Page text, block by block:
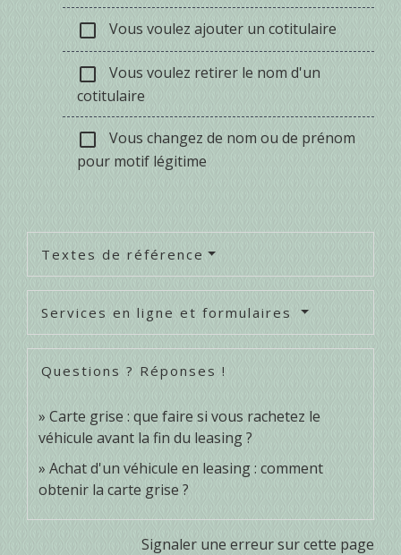
check_box_outline_blank Vous voulez ajouter un cotitulaire
check_box_outline_blank
Vous voulez retirer le nom d'un
cotitulaire
check_box_outline_blank
Vous changez de nom ou de prénom
pour motif légitime
Textes de référence
Services en ligne et formulaires
Questions ? Réponses !
Carte grise : que faire si vous rachetez le
véhicule avant la fin du leasing ?
Achat d'un véhicule en leasing : comment
obtenir la carte grise ?
Signaler une erreur sur cette page